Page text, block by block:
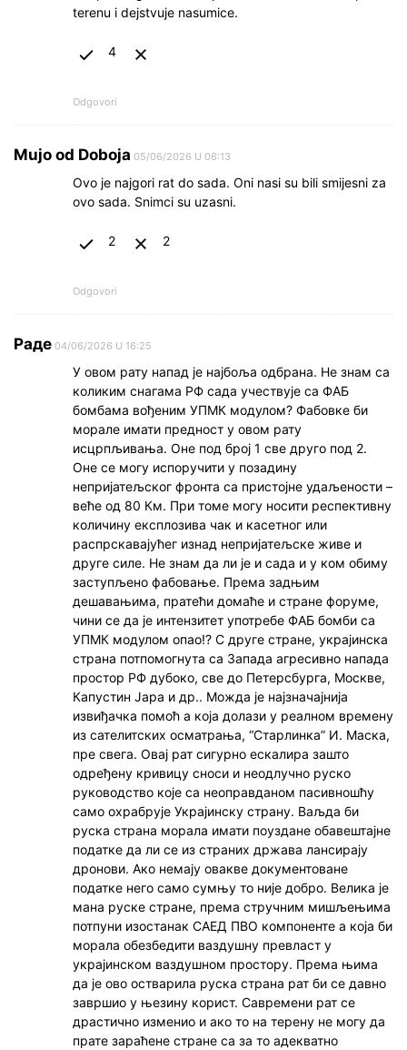
terenu i dejstvuje nasumice.
4
Odgovori
Mujo od Doboja 05/06/2026 U 06:13
Ovo je najgori rat do sada. Oni nasi su bili smijesni za
ovo sada. Snimci su uzasni.
2 2
Odgovori
Раде 04/06/2026 U 16:25
У овом рату напад је најбоља одбрана. Не знам са
коликим снагама РФ сада учествује са ФАБ
бомбама вођеним УПМК модулом? Фабовке би
морале имати предност у овом рату
исцрпљивања. Оне под број 1 све друго под 2.
Оне се могу испоручити у позадину
непријатељског фронта са пристојне удаљености –
веће од 80 Км. При томе могу носити респективну
количину експлозива чак и касетног или
распрскавајућег изнад непријатељске живе и
друге силе. Не знам да ли је и сада и у ком обиму
заступљено фабовање. Према задњим
дешавањима, пратећи домаће и стране форуме,
чини се да је интензитет употребе ФАБ бомби са
УПМК модулом опао!? С друге стране, украјинска
страна потпомогнута са Запада агресивно напада
простор РФ дубоко, све до Петерсбурга, Москве,
Капустин Јара и др.. Можда је најзначајнија
извиђачка помоћ а која долази у реалном времену
из сателитских осматрања, “Старлинка” И. Маска,
пре свега. Овај рат сигурно ескалира зашто
одређену кривицу сноси и неодлучно руско
руководство које са неоправданом пасивношћу
само охрабрује Украјинску страну. Ваљда би
руска страна морала имати поуздане обавештајне
податке да ли се из страних држава лансирају
дронови. Ако немају овакве документоване
податке него само сумњу то није добро. Велика је
мана руске стране, према стручним мишљењима
потпуни изостанак САЕД ПВО компоненте а која би
морала обезбедити ваздушну превласт у
украјинском ваздушном простору. Према њима
да је ово остварила руска страна рат би се давно
завршио у њезину корист. Савремени рат се
драстично изменио и ако то на терену не могу да
прате зараћене стране са за то адекватно